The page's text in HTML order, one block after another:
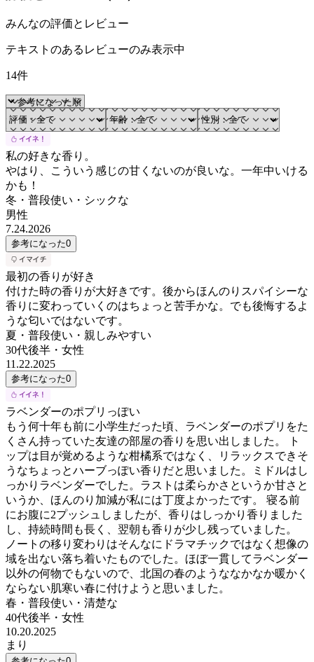
みんなの評価とレビュー
テキストのあるレビューのみ表示中
14件
私の好きな香り。
やはり、こういう感じの甘くないのが良いな。一年中いける
かも！
冬・普段使い・シックな
男性
7.24.2026
参考になった0
最初の香りが好き
付けた時の香りが大好きです。後からほんのりスパイシーな
香りに変わっていくのはちょっと苦手かな。でも後悔するよ
うな匂いではないです。
夏・普段使い・親しみやすい
30代後半 ・ 女性
11.22.2025
参考になった0
ラベンダーのポプリっぽい
もう何十年も前に小学生だった頃、ラベンダーのポプリをた
くさん持っていた友達の部屋の香りを思い出しました。 ト
ップは目が覚めるような柑橘系ではなく、リラックスできそ
うなちょっとハーブっぽい香りだと思いました。ミドルはし
っかりラベンダーでした。ラストは柔らかさというか甘さと
いうか、ほんのり加減が私には丁度よかったです。 寝る前
にお腹に2プッシュしましたが、香りはしっかり香りました
し、持続時間も長く、翌朝も香りが少し残っていました。
ノートの移り変わりはそんなにドラマチックではなく想像の
域を出ない落ち着いたものでした。ほぼ一貫してラベンダー
以外の何物でもないので、北国の春のようななかなか暖かく
ならない肌寒い春に付けようと思いました。
春・普段使い・清楚な
40代後半 ・ 女性
10.20.2025
まり